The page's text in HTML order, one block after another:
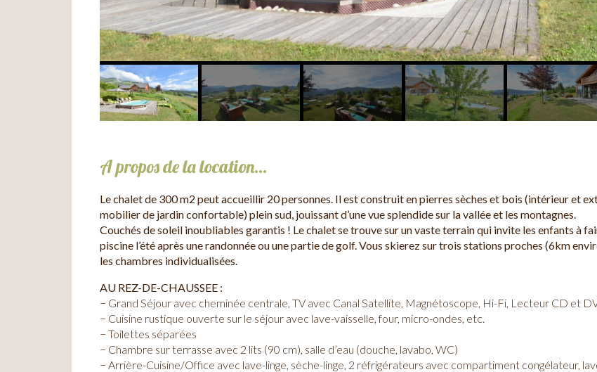
A propos de la location…
Le chalet de 300 m2 peut accueillir 20 personnes. Il est construit en pierres sèches et bois (intérieur et
mobilier de jardin confortable) plein sud, jouissant d’une vue splendide sur la vallée et les montagnes.
Couchés de soleil inoubliables garantis ! Le chalet se trouve sur un vaste terrain qui invite les enfants à
piscine l’été après une randonnée ou une partie de golf. Vous skierez sur trois stations proches (6km
les chambres individualisées.
AU REZ-DE-CHAUSSEE :
− Grand Séjour avec cheminée centrale, TV avec Canal Satellite, Magnétoscope, Hi-Fi, Lecteur CD et
− Cuisine rustique ouverte sur le séjour avec lave-vaisselle, four, micro-ondes, etc.
− Toilettes séparées
− Chambre sur terrasse avec 2 lits (90 cm), salle d’eau (douche, lavabo, WC)
− Arrière-Cuisine/Office avec lave-linge, sèche-linge, 2 réfrigérateurs avec compartiment congélateur,